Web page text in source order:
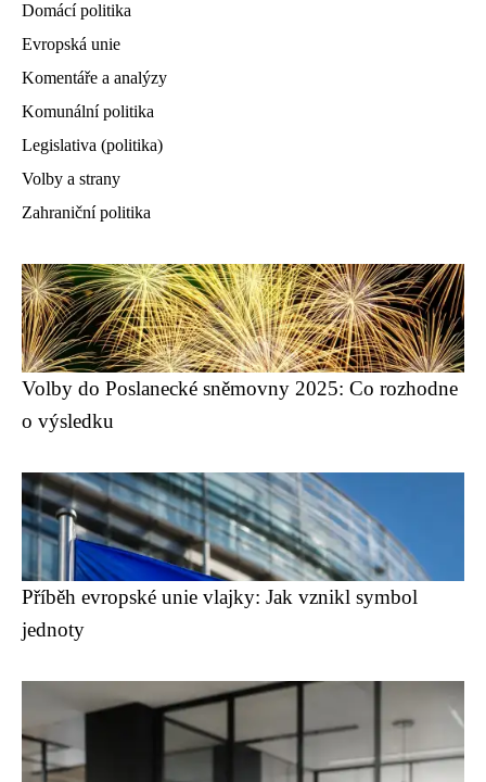
Domácí politika
Evropská unie
Komentáře a analýzy
Komunální politika
Legislativa (politika)
Volby a strany
Zahraniční politika
Volby do Poslanecké sněmovny 2025: Co rozhodne
o výsledku
Příběh evropské unie vlajky: Jak vznikl symbol
jednoty